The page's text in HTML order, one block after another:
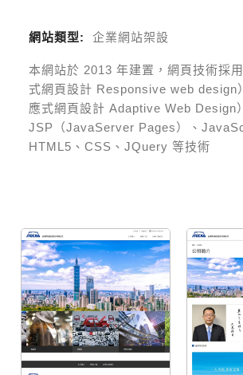
網站類型: 企業網站架設
本網站於 2013 年建置，網頁技術採用
式網頁設計 Responsive web design
應式網頁設計 Adaptive Web Design
JSP（JavaServer Pages）、
HTML5、CSS、JQuery 等技術